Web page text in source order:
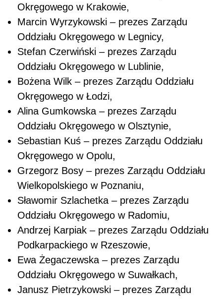
Okręgowego w Krakowie,
Marcin Wyrzykowski – prezes Zarządu
Oddziału Okręgowego w Legnicy,
Stefan Czerwiński – prezes Zarządu
Oddziału Okręgowego w Lublinie,
Bożena Wilk – prezes Zarządu Oddziału
Okręgowego w Łodzi,
Alina Gumkowska – prezes Zarządu
Oddziału Okręgowego w Olsztynie,
Sebastian Kuś – prezes Zarządu Oddziału
Okręgowego w Opolu,
Grzegorz Bosy – prezes Zarządu Oddziału
Wielkopolskiego w Poznaniu,
Sławomir Szlachetka – prezes Zarządu
Oddziału Okręgowego w Radomiu,
Andrzej Karpiak – prezes Zarządu Oddziału
Podkarpackiego w Rzeszowie,
Ewa Żegaczewska – prezes Zarządu
Oddziału Okręgowego w Suwałkach,
Janusz Pietrzykowski – prezes Zarządu